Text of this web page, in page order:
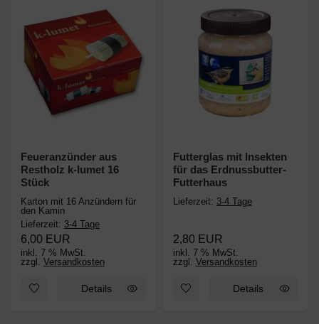
Feueranzünder aus
Restholz k-lumet 16
Stück
Karton mit 16 Anzündern für
den Kamin
Lieferzeit: 3-4 Tage
6,00 EUR
inkl. 7 % MwSt.
zzgl. Versandkosten
Zum Merkzettel hinzufügen: Feueranzünder aus Restholz k-
Details
Futterglas mit Insekten
für das Erdnussbutter-
Futterhaus
Lieferzeit: 3-4 Tage
2,80 EUR
inkl. 7 % MwSt.
zzgl. Versandkosten
Zum Merkzettel hinzufügen:
Details